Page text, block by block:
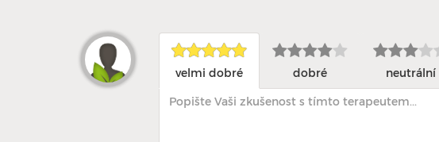
velmi dobré dobré neutrální